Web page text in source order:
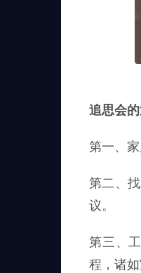
追思会
第一、
第二、
议。
第三、
程，诸